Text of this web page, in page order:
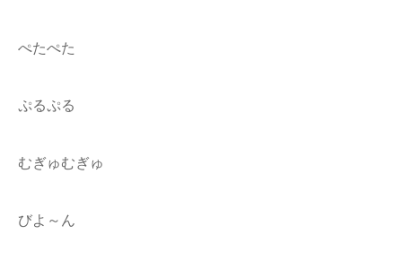
ぺたぺた
ぷるぷる
むぎゅむぎゅ
びよ～ん